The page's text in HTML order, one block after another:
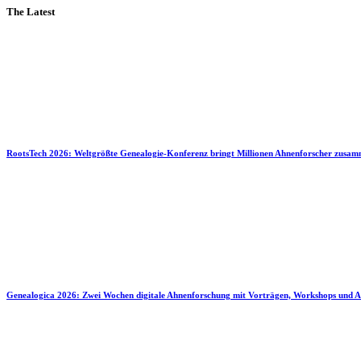
The Latest
RootsTech 2026: Weltgrößte Genealogie-Konferenz bringt Millionen Ahnenforscher
Genealogica 2026: Zwei Wochen digitale Ahnenforschung mit Vorträgen, Workshops und